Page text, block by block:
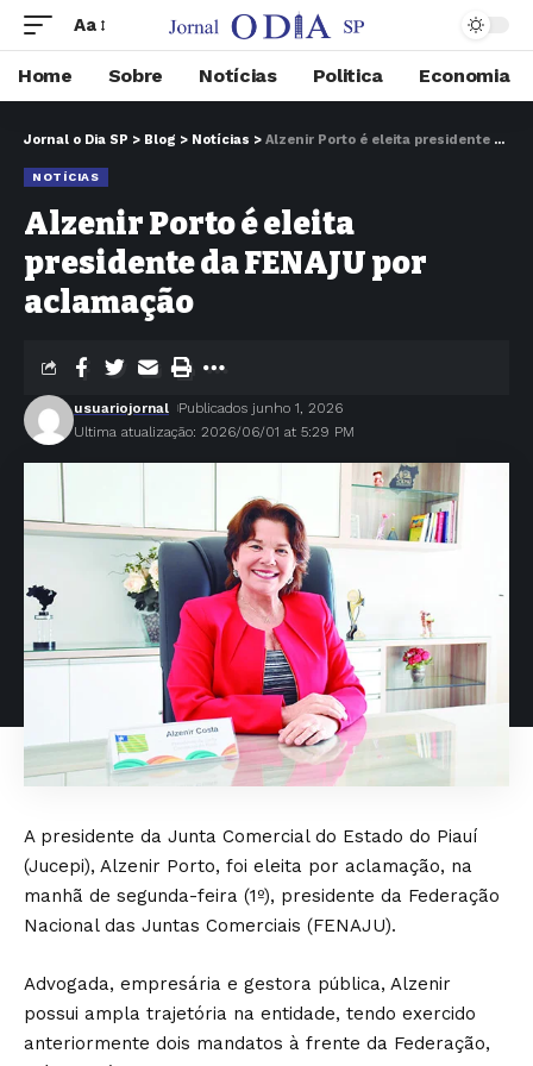
Aa
Home Sobre Notícias Politica Economia
Jornal o Dia SP > Blog > Notícias > Alzenir Porto é eleita presidente da FENAJU por aclamação
NOTÍCIAS
Alzenir Porto é eleita
presidente da FENAJU por
aclamação
Ultima atualização: 2026/06/01 at 5:29 PM
usuariojornal Publicados junho 1, 2026
A presidente da Junta Comercial do Estado do Piauí
(Jucepi), Alzenir Porto, foi eleita por aclamação, na
manhã de segunda-feira (1º), presidente da Federação
Nacional das Juntas Comerciais (FENAJU).
Advogada, empresária e gestora pública, Alzenir
possui ampla trajetória na entidade, tendo exercido
anteriormente dois mandatos à frente da Federação,